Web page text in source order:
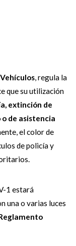
, regula la
que su utilización
extinción de
de asistencia
el color de
de policía y
1 estará
una o varias luces